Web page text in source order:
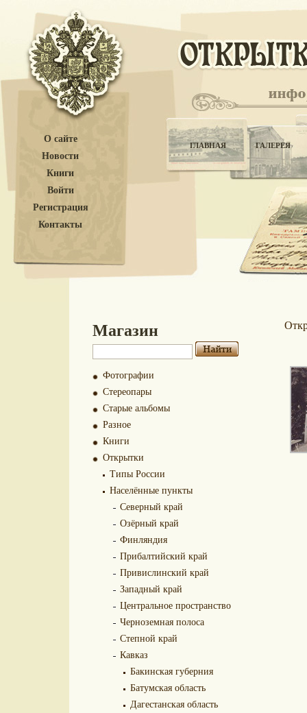
О сайте
Новости
Книги
Войти
Регистрация
Контакты
ГЛАВНАЯ ГАЛЕРЕЯ
Магазин
Фотографии
Стереопары
Старые альбомы
Разное
Книги
Открытки
Типы России
Населённые пункты
Северный край
Озёрный край
Финляндия
Прибалтийский край
Привислинский край
Западный край
Центральное пространство
Черноземная полоса
Степной край
Кавказ
Бакинская губерния
Батумская область
Дагестанская область